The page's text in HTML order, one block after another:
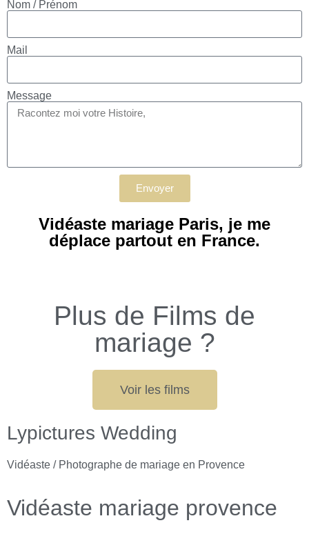
Nom / Prénom
Mail
Message
Envoyer
Vidéaste mariage Paris, je me
déplace partout en France.
Plus de Films de
mariage ?
Voir les films
Lypictures Wedding
Vidéaste / Photographe de mariage en Provence
Vidéaste mariage provence